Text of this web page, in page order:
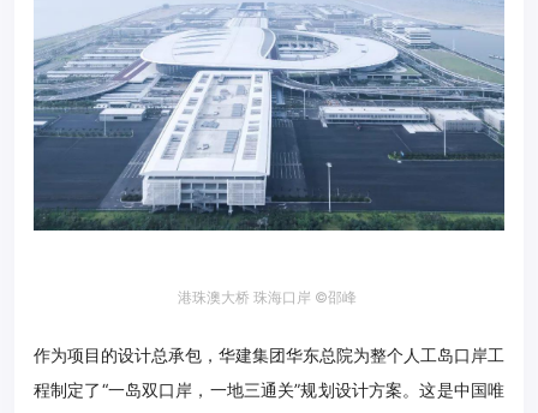
港珠澳大桥 珠海口岸 ©邵峰
作为项目的设计总承包，华建集团华东总院为整个人工岛口岸工
程制定了“一岛双口岸，一地三通关”规划设计方案。这是中国唯